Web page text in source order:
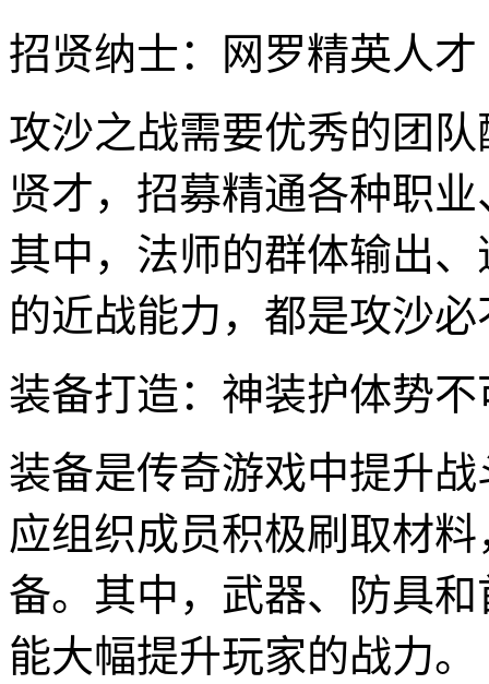
招贤纳士：网罗精英人才
攻沙之战需要优秀的团
贤才，招募精通各种职
其中，法师的群体输出
的近战能力，都是攻沙
装备打造：神装护体势不
装备是传奇游戏中提升
应组织成员积极刷取材
备。其中，武器、防具
能大幅提升玩家的战力。